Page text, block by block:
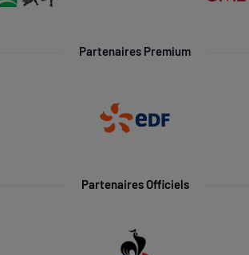
Partenaires Premium
Partenaires Officiels